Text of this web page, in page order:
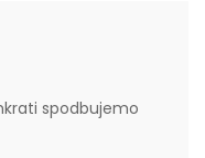
spodbujemo